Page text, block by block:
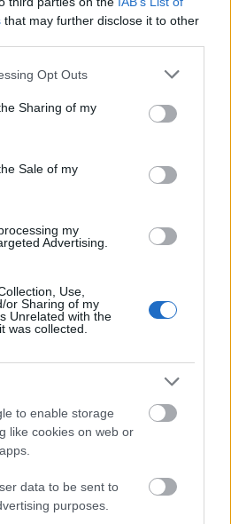
that may further disclose it to other
app uses one or more Google
behaviour. You may click to
and its third-party tags to
purposes in below Google
Opt Outs
Sharing of my
Sale of my
my
Advertising.
Use,
or Sharing of my
Unrelated with the
was collected.
to enable storage
like cookies on web or
data to be sent to
purposes.
blokk új mérföldköve a
bajnok érkezik a